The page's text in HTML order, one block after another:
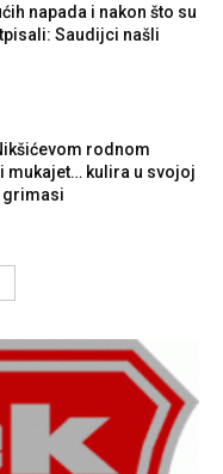
napada i nakon što su
Saudijci našli
rodnom
mukajet… kulira u svojoj